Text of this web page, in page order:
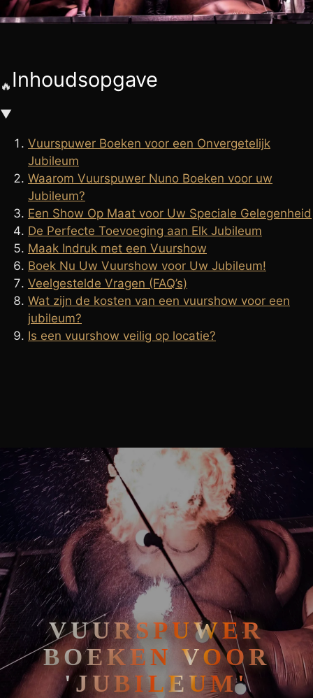
🐍REPTIELENSHOW
🔥 Inhoudsopgave
▼
Vuurspuwer Boeken voor een Onvergetelijk
Jubileum
Waarom Vuurspuwer Nuno Boeken voor uw
Jubileum?
Een Show Op Maat voor Uw Speciale Gelegenheid
De Perfecte Toevoeging aan Elk Jubileum
Maak Indruk met een Vuurshow
Boek Nu Uw Vuurshow voor Uw Jubileum!
Veelgestelde Vragen (FAQ’s)
Wat zijn de kosten van een vuurshow voor een
jubileum?
Is een vuurshow veilig op locatie?
VUURSPUWER
BOEKEN VOOR
'JUBILEUM'